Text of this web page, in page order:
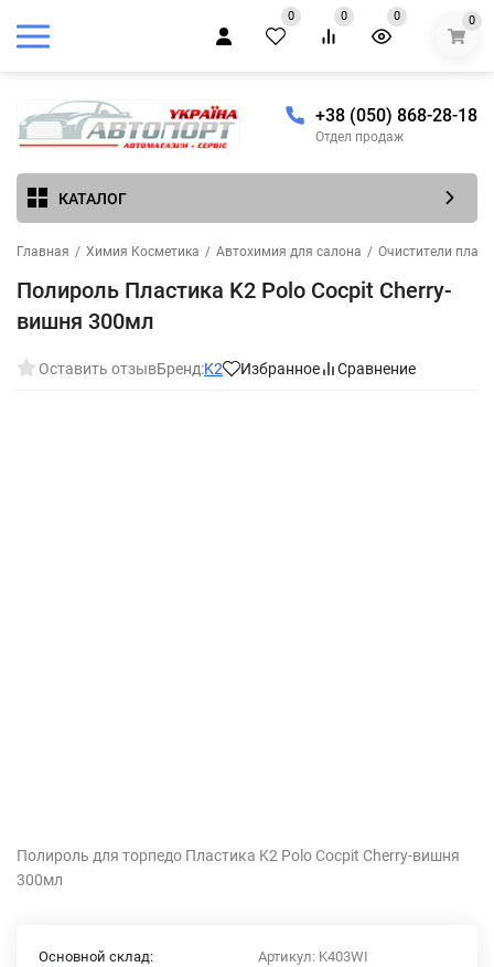
0 0 0 0
+38 (050) 868-28-18
Отдел продаж
КАТАЛОГ
Главная / Химия Косметика / Автохимия для салона / Очистители
Полироль Пластика K2 Polo Cocpit Cherry-
вишня 300мл
Оставить отзывБренд:K2 Избранное Сравнение
Полироль для торпедо Пластика K2 Polo Cocpit Cherry-вишня
300мл
Артикул: K403WI
Основной склад: